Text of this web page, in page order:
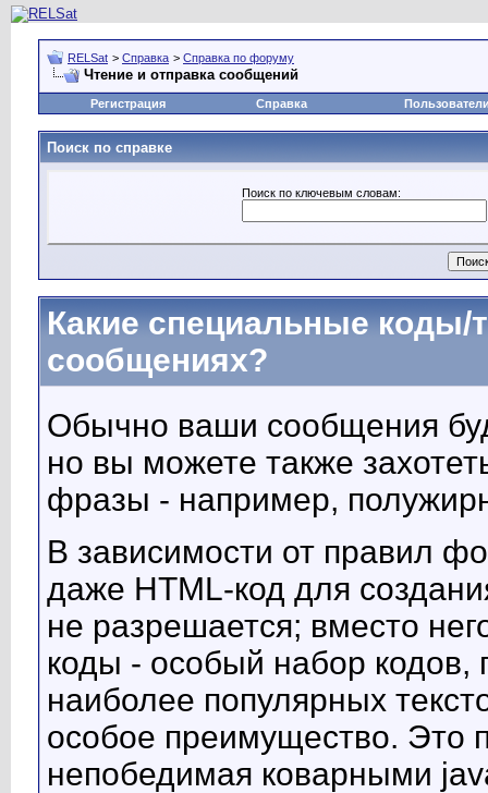
RELSat > Справка > Справка по форуму
Чтение и отправка сообщений
Регистрация Справка
Поиск по справке
Поиск по ключевым словам:
Какие специальные коды/
сообщениях?
Обычно ваши сообщения
но вы можете также
фразы - например,
В зависимости от правил
даже HTML-код для
не разрешается; вместо
коды - особый набор кодов,
наиболее популярных
особое преимущество. Это
непобедимая коварными